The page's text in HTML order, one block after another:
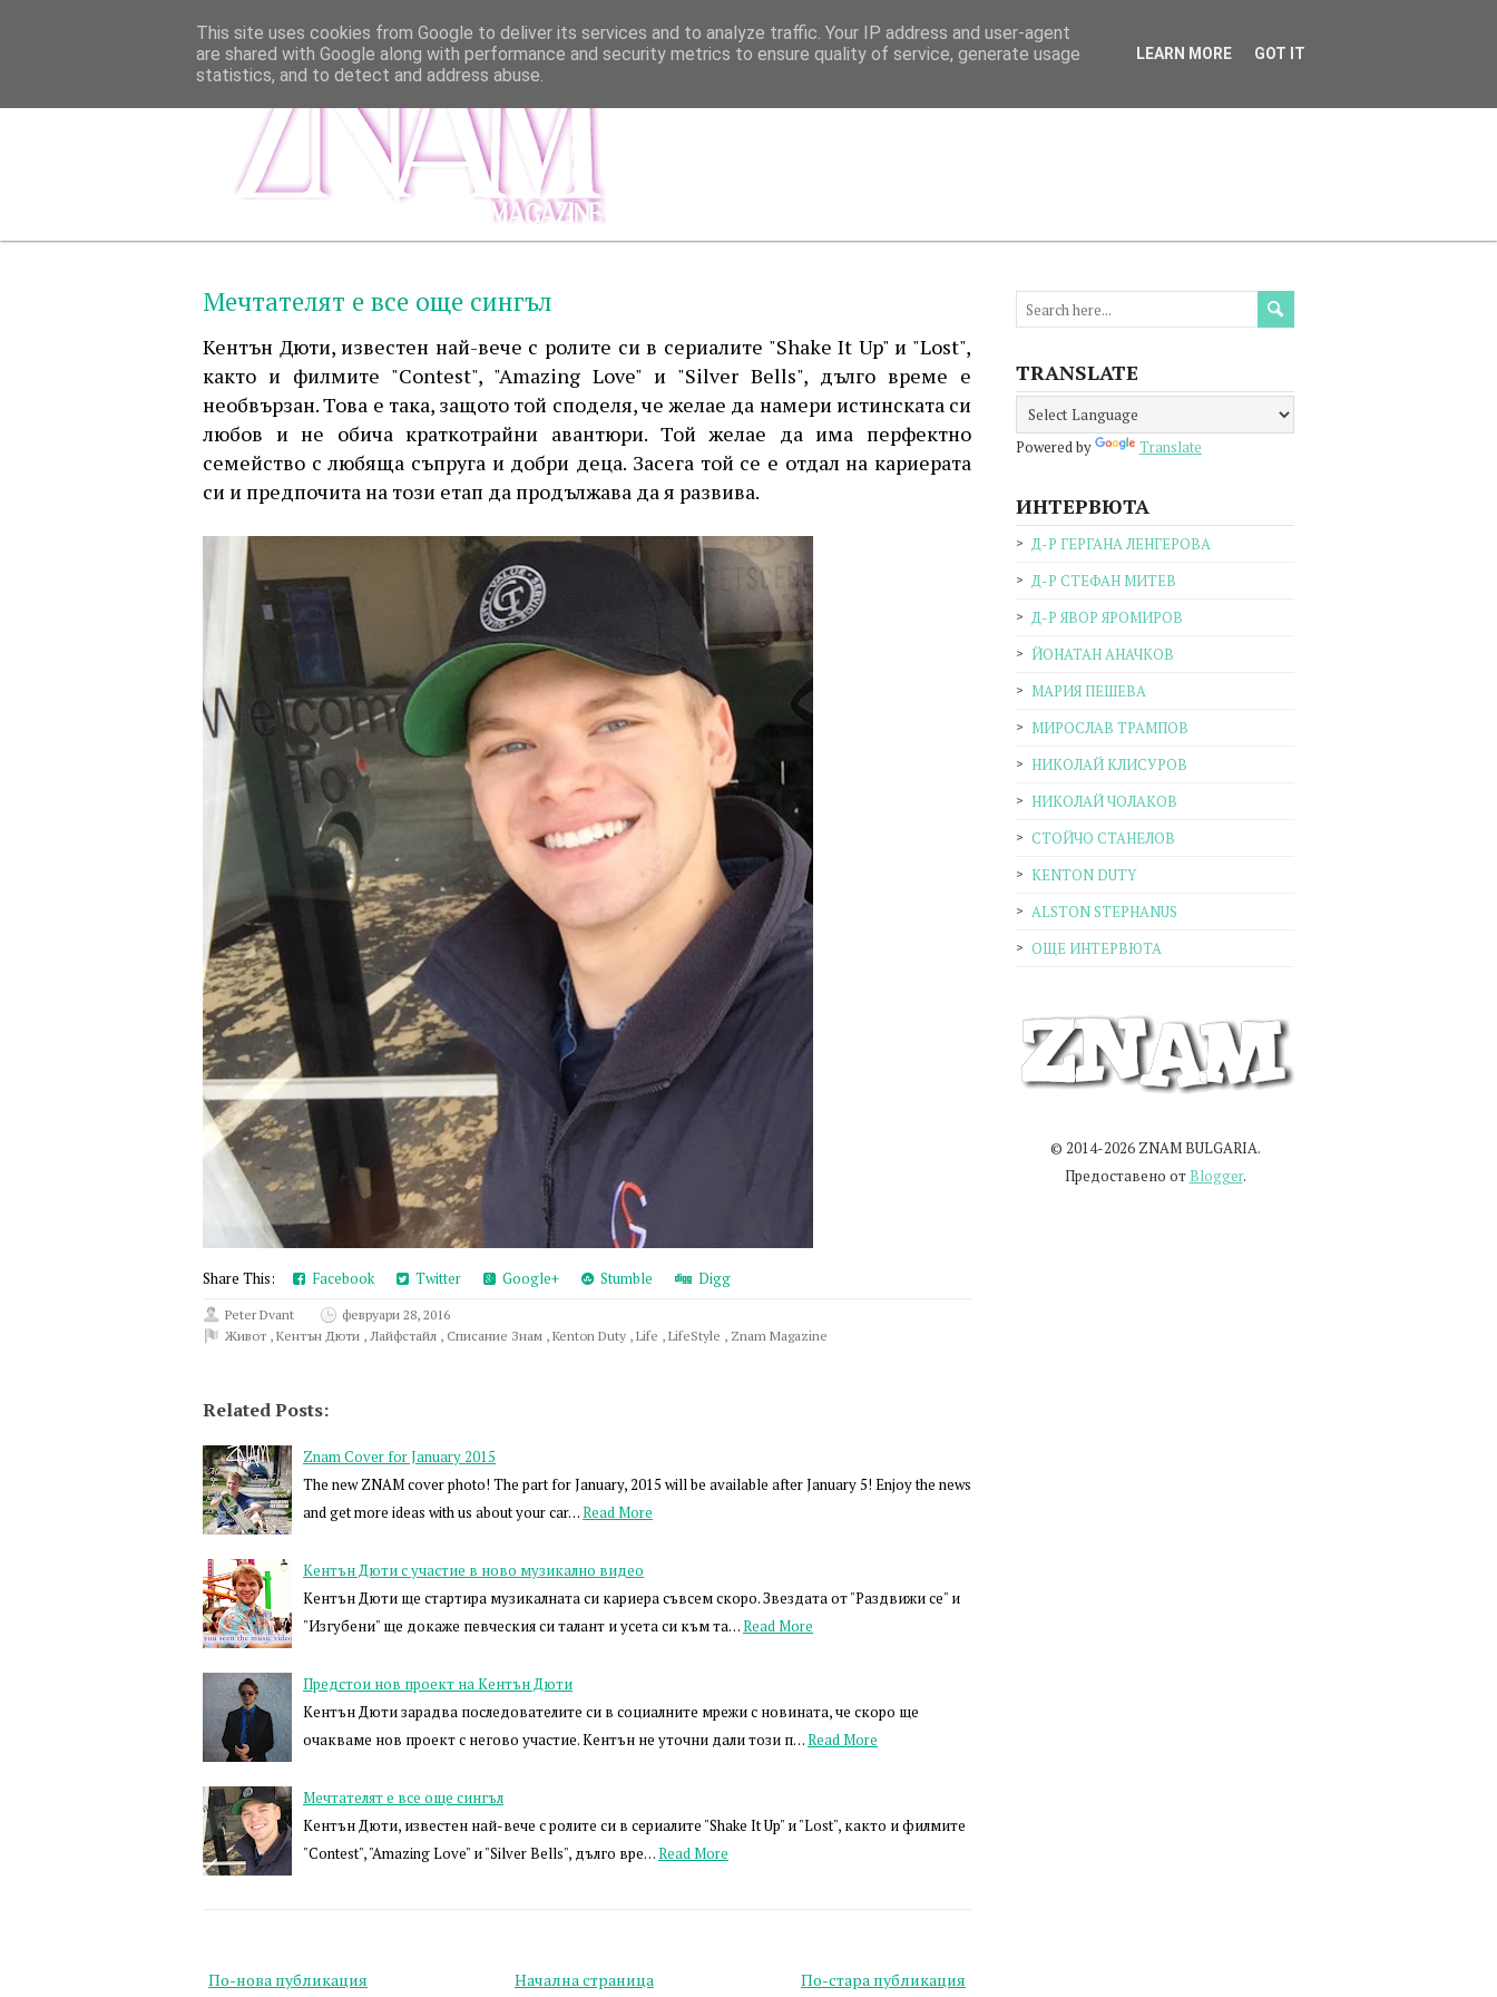
Мечтателят е все още сингъл
Кентън Дюти, известен най-вече с ролите си в сериалите "Shake It Up" и "Lost",
както и филмите "Contest", "Amazing Love" и "Silver Bells", дълго време е
необвързан. Това е така, защото той споделя, че желае да намери истинската си
любов и не обича краткотрайни авантюри. Той желае да има перфектно
семейство с любяща съпруга и добри деца. Засега той се е отдал на кариерата
си и предпочита на този етап да продължава да я развива.
Share This: Facebook Twitter Google+ Stumble Digg
Peter Dvant
февруари 28, 2016
Живот , Кентън Дюти , Лайфстайл , Списание Знам , Kenton Duty , Life , LifeStyle , Znam Magazine
Related Posts:
Znam Cover for January 2015
The new ZNAM cover photo! The part for January, 2015 will be available after January 5! Enjoy the news
and get more ideas with us about your car…Read More
Кентън Дюти с участие в ново музикално видео
Кентън Дюти ще стартира музикалната си кариера съвсем скоро. Звездата от "Раздвижи се" и
"Изгубени" ще докаже певческия си талант и усета си към та…Read More
Предстои нов проект на Кентън Дюти
Кентън Дюти зарадва последователите си в социалните мрежи с новината, че скоро ще
очакваме нов проект с негово участие. Кентън не уточни дали този п…Read More
Мечтателят е все още сингъл
Кентън Дюти, известен най-вече с ролите си в сериалите "Shake It Up" и "Lost", както и филмите
"Contest", "Amazing Love" и "Silver Bells", дълго вре…Read More
По-нова публикация По-стара публикация
Начална страница
TRANSLATE
Powered by Translate
ИНТЕРВЮТА
Д-Р ГЕРГАНА ЛЕНГЕРОВА
Д-Р СТЕФАН МИТЕВ
Д-Р ЯВОР ЯРОМИРОВ
ЙОНАТАН АНАЧКОВ
МАРИЯ ПЕШЕВА
МИРОСЛАВ ТРАМПОВ
НИКОЛАЙ КЛИСУРОВ
НИКОЛАЙ ЧОЛАКОВ
СТОЙЧО СТАНЕЛОВ
KENTON DUTY
ALSTON STEPHANUS
ОЩЕ ИНТЕРВЮТА
© 2014-2026 ZNAM BULGARIA.
Предоставено от Blogger.
This site uses cookies from Google to deliver its services and to analyze traffic. Your IP address and user-agent
are shared with Google along with performance and security metrics to ensure quality of service, generate usage
statistics, and to detect and address abuse.
LEARN MORE GOT IT